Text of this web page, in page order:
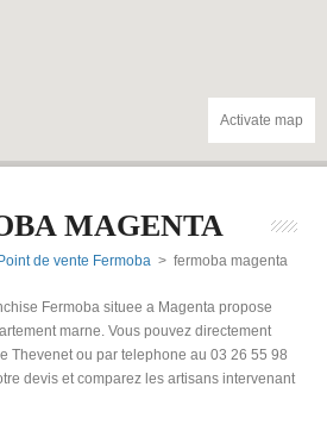
Activate map
MAGENTA
Point de vente Fermoba > fermoba magenta
Fermoba situee a Magenta propose
marne. Vous pouvez directement
Thevenet ou par telephone au 03 26 55 98
devis et comparez les artisans intervenant